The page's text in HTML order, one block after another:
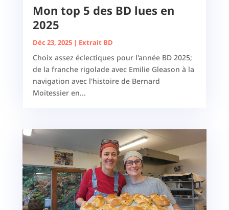
Mon top 5 des BD lues en
2025
Déc 23, 2025| Extrait BD
Choix assez éclectiques pour l'année BD 2025;
de la franche rigolade avec Emilie Gleason à la
navigation avec l'histoire de Bernard
Moitessier en...